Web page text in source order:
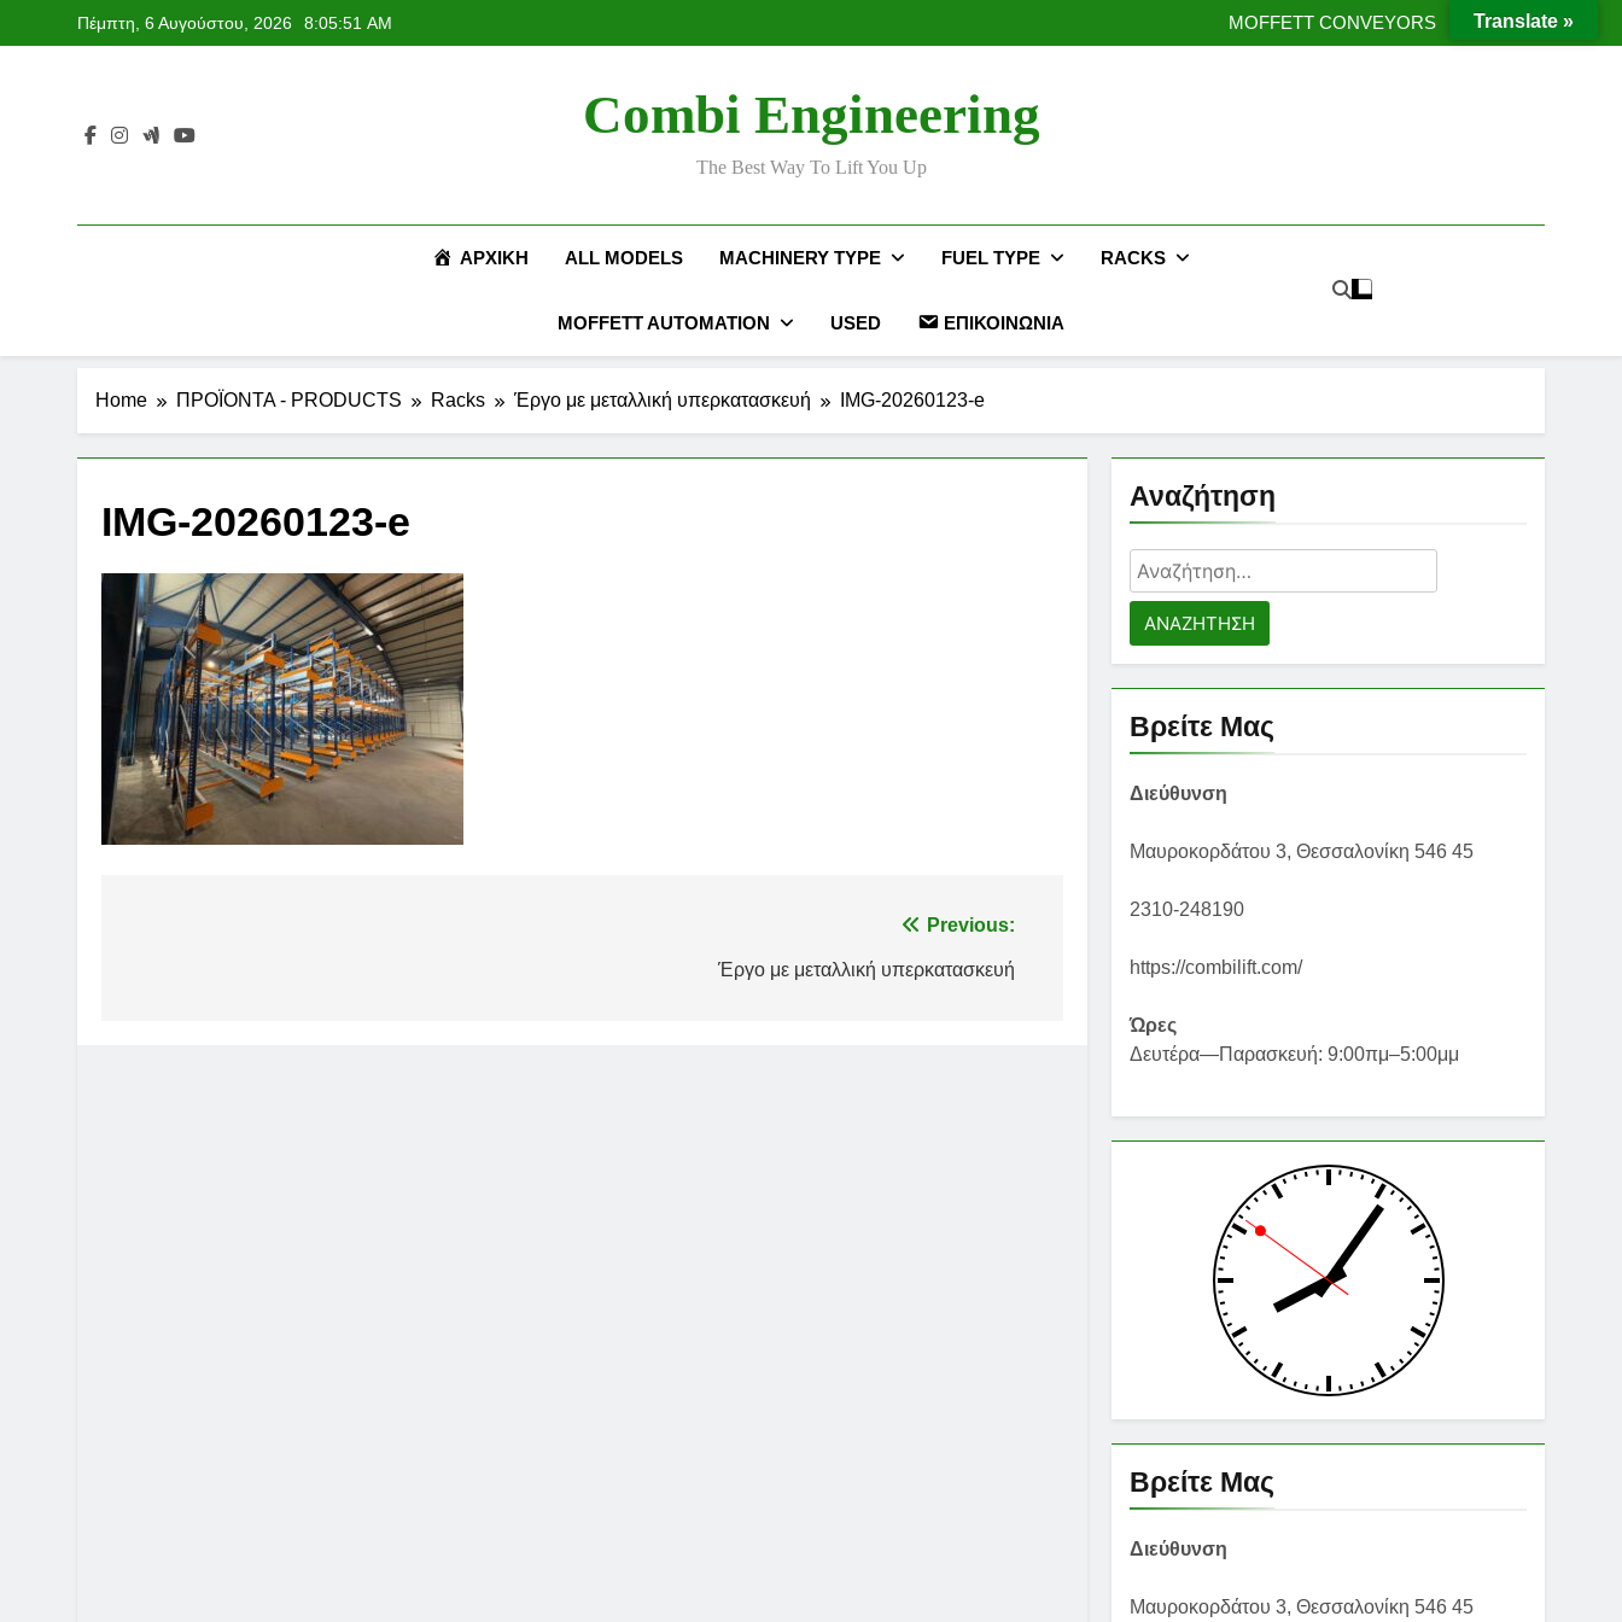
to
Πέμπτη, 6 Αυγούστου, 2026 8:05:52 AM
MOFFETT CONVEYORS
Ταινίες μεταφοράς προϊόντων χωρίς χρήση κλαρκ
Ταινίες μεταφοράς προϊόντων χωρίς χρήση κλαρκ
Combi Engineering
The Best Way To Lift You Up
ΑΡΧΙΚΉ ALL MODELS MACHINERY TYPE FUEL TYPE RACKS
MOFFETT AUTOMATION USED ΕΠΙΚΟΙΝΩΝΊΑ
Home ΠΡΟΪΟΝΤΑ - PRODUCTS Racks Έργο με μεταλλική υπερκατασκευή IMG-20260123-e
IMG-20260123-e
Previous:
Έργο με μεταλλική υπερκατασκευή
Αναζήτηση
Αναζήτηση
για:
Βρείτε Μας
Διεύθυνση
Μαυροκορδάτου 3, Θεσσαλονίκη 546 45
2310-248190
https://combilift.com/
Ώρες
Δευτέρα—Παρασκευή: 9:00πμ–5:00μμ
Βρείτε Μας
Διεύθυνση
Μαυροκορδάτου 3, Θεσσαλονίκη 546 45
Translate »